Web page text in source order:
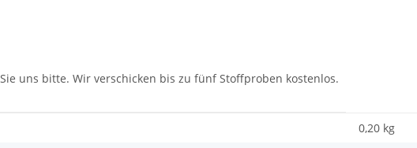
uns bitte. Wir verschicken bis zu fünf Stoffproben kostenlos.
0,20 kg